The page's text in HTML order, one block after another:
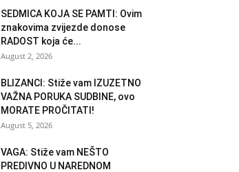
SEDMICA KOJA SE PAMTI: Ovim
znakovima zvijezde donose
RADOST koja će...
August 2, 2026
BLIZANCI: Stiže vam IZUZETNO
VAŽNA PORUKA SUDBINE, ovo
MORATE PROČITATI!
August 5, 2026
VAGA: Stiže vam NEŠTO
PREDIVNO U NAREDNOM